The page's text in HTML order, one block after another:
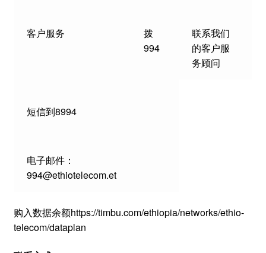
客户服务
拨
994
联系我们
的客户服
务顾问
短信到8994
电子邮件：
994@ethiotelecom.et
购入数据余额https://timbu.com/ethiopia/networks/ethio-
telecom/dataplan